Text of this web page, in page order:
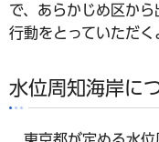
で、あらかじめ区か
行動をとっていただく
水位周知海岸に